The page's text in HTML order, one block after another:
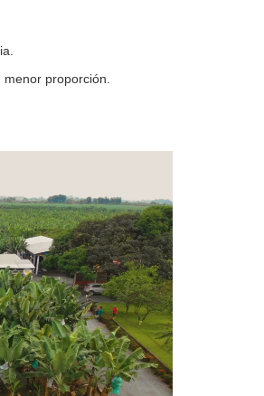
proporción.